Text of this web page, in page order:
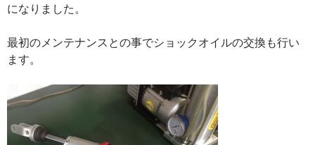
になりました。
最初のメンテナンスとの事でショックオイルの交換も行い
ます。